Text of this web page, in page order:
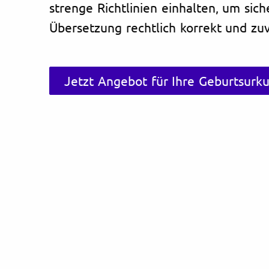
strenge Richtlinien einhalten, um
Übersetzung rechtlich korrekt und
Jetzt Angebot für Ihre